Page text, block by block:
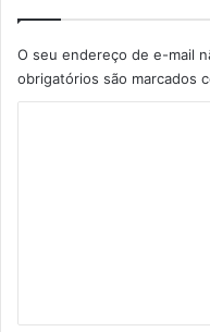
O seu endereço de e-mail
obrigatórios são marcados